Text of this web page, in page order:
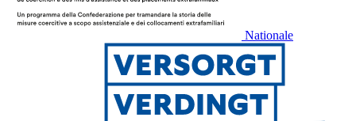
Nationale